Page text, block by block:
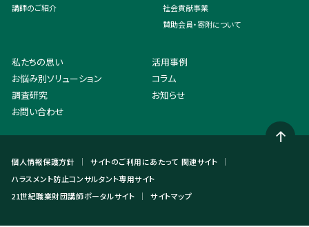
講師のご紹介
社会貢献事業
賛助会員・寄附について
私たちの思い
お悩み別ソリューション
調査研究
活用事例
コラム
お知らせ
お問い合わせ
個人情報保護方針 サイトのご利用にあたって 関連サイト
ハラスメント防止コンサルタント専用サイト
21世紀職業財団講師ポータルサイト
サイトマップ